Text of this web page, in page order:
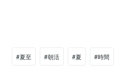
#夏至 #朝活 #夏 #時間